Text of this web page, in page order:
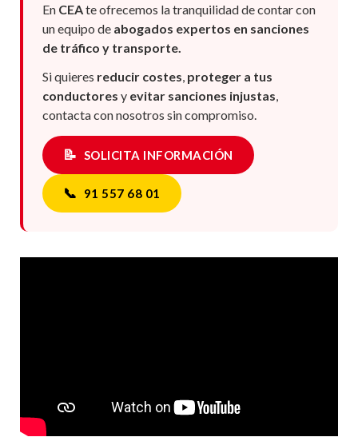
EnCEAte ofrecemos la tranquilidad de contar con
un equipo deabogados expertos en sanciones
Si quieresreducir costes,proteger a tus
conductoresyevitar sanciones injustas
contacta con nosotros sin compromiso.
📝 SOLICITA INFORMACIÓN
📞 91 557 68 01